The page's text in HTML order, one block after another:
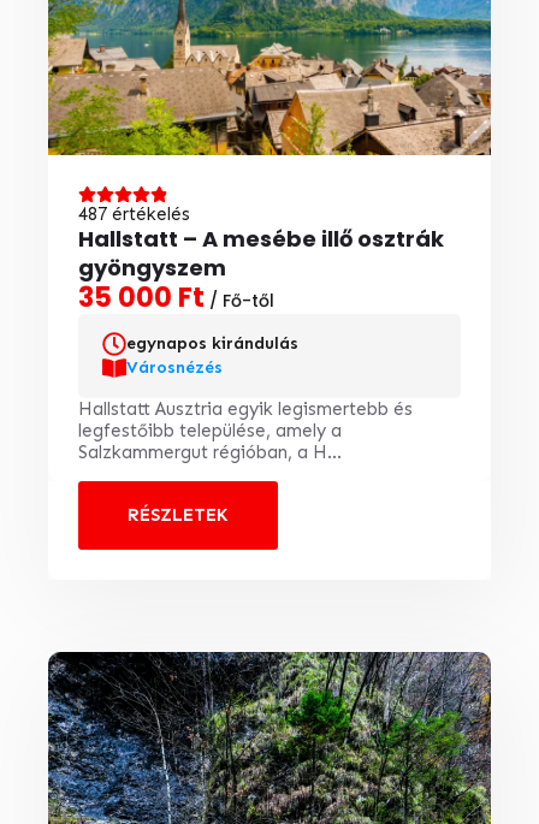
487 értékelés
Hallstatt – A mesébe illő osztrák
gyöngyszem
35 000 Ft / Fő-től
egynapos kirándulás
Városnézés
Hallstatt Ausztria egyik legismertebb és
legfestőibb települése, amely a
Salzkammergut régióban, a H...
RÉSZLETEK